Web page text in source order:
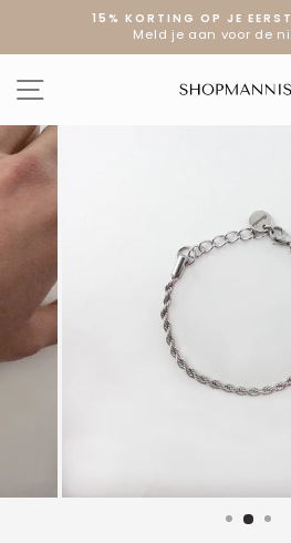
artikel
15% KORTING OP JE
Meld je aan voor de
SITE NAVIGATIE